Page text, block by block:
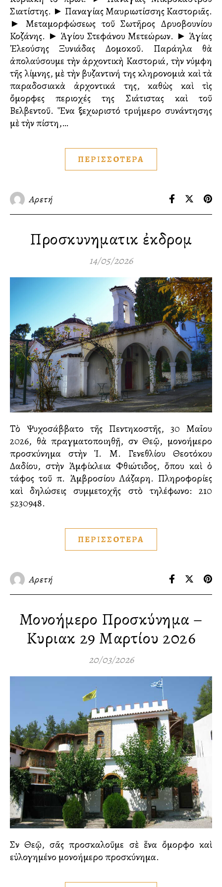
Σιατίστης. ► Παναγίας Μαυριωτίσσης Καστοριᾶς.
► Μεταμορφώσεως τοῦ Σωτῆρος Δρυοβουνίου
Κοζάνης. ► Ἁγίου Στεφάνου Μετεώρων. ► Ἁγίας
Ἐλεούσης Ξυνιάδας Δομοκοῦ. Παράλληλα θὰ
ἀπολαύσουμε τὴν ἀρχοντικὴ Καστοριά, τὴν νύμφη
τῆς λίμνης, μὲ τὴν βυζαντινή της κληρονομιὰ καὶ τὰ
παραδοσιακὰ ἀρχοντικά της, καθὼς καὶ τὶς
ὄμορφες περιοχές της Σιάτιστας καὶ τοῦ
Βελβεντοῦ. Ἕνα ξεχωριστό τριήμερο συνάντησης
μὲ τὴν πίστη,…
ΠΕΡΙΣΣΟΤΕΡΑ
Αρετή
Προσκυνηματικὴ ἐκδρομὴ
14/05/2026
Τὸ Ψυχοσάββατο τῆς Πεντηκοστῆς, 30 Μαΐου
2026, θὰ πραγματοποιηθῇ, σὺν Θεῷ, μονοήμερο
προσκύνημα στὴν Ἱ. Μ. Γενεθλίου Θεοτόκου
Δαδίου, στὴν Ἀμφίκλεια Φθιώτιδος, ὅπου καὶ ὁ
τάφος τοῦ π. Ἀμβροσίου Λάζαρη. Πληροφορίες
καὶ δηλώσεις συμμετοχῆς στὸ τηλέφωνο: 210
5230948.
ΠΕΡΙΣΣΟΤΕΡΑ
Αρετή
Μονοήμερο Προσκύνημα –
Κυριακὴ 29 Μαρτίου 2026
20/03/2026
Σὺν Θεῷ, σᾶς προσκαλοῦμε σὲ ἕνα ὄμορφο καὶ
εὐλογημένο μονοήμερο προσκύνημα.